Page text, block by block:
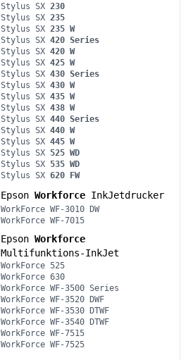
Stylus SX 230
Stylus SX 235
Stylus SX 235 W
Stylus SX 420 Series
Stylus SX 420 W
Stylus SX 425 W
Stylus SX 430 Series
Stylus SX 430 W
Stylus SX 435 W
Stylus SX 438 W
Stylus SX 440 Series
Stylus SX 440 W
Stylus SX 445 W
Stylus SX 525 WD
Stylus SX 535 WD
Stylus SX 620 FW
Epson Workforce InkJetdrucker
WorkForce WF-3010 DW
WorkForce WF-7015
Epson Workforce
Multifunktions-InkJet
WorkForce 525
WorkForce 630
WorkForce WF-3500 Series
WorkForce WF-3520 DWF
WorkForce WF-3530 DTWF
WorkForce WF-3540 DTWF
WorkForce WF-7515
WorkForce WF-7525